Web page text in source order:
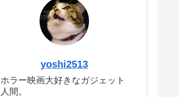
yoshi2513
ホラー映画大好きなガジェット
人間。